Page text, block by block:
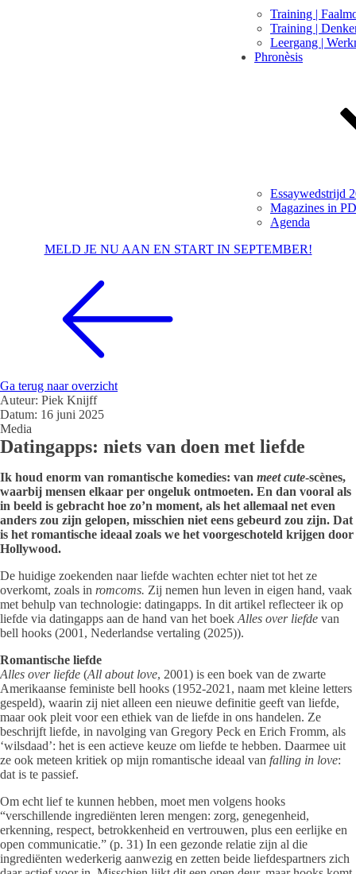
Training |
Training |
Leergang |
Phronèsis
Essaywedstrijd
Magazines in
Agenda
MELD JE NU AAN EN START IN SEPTEMBER!
Ga terug naar overzicht
Auteur: Piek Knijff
Datum: 16 juni 2025
Media
Datingapps: niets van doen met liefde
Ik houd enorm van romantische komedies: van meet cute-scènes,
waarbij mensen elkaar per ongeluk ontmoeten. En dan vooral als
in beeld is gebracht hoe zo’n moment, als het allemaal net even
anders zou zijn gelopen, misschien niet eens gebeurd zou zijn. Dat
is het romantische ideaal zoals we het voorgeschoteld krijgen door
Hollywood.
De huidige zoekenden naar liefde wachten echter niet tot het ze
overkomt, zoals in romcoms. Zij nemen hun leven in eigen hand, vaak
met behulp van technologie: datingapps. In dit artikel reflecteer ik op
liefde via datingapps aan de hand van het boek Alles over liefde van
bell hooks (2001, Nederlandse vertaling (2025)).
Romantische liefde
Alles over liefde (All about love, 2001) is een boek van de zwarte
Amerikaanse feministe bell hooks (1952-2021, naam met kleine letters
gespeld), waarin zij niet alleen een nieuwe definitie geeft van liefde,
maar ook pleit voor een ethiek van de liefde in ons handelen. Ze
beschrijft liefde, in navolging van Gregory Peck en Erich Fromm, als
‘wilsdaad’: het is een actieve keuze om liefde te hebben. Daarmee uit
ze ook meteen kritiek op mijn romantische ideaal van falling in love:
dat is te passief.
Om echt lief te kunnen hebben, moet men volgens hooks
“verschillende ingrediënten leren mengen: zorg, genegenheid,
erkenning, respect, betrokkenheid en vertrouwen, plus een eerlijke en
open communicatie.” (p. 31) In een gezonde relatie zijn al die
ingrediënten wederkerig aanwezig en zetten beide liefdespartners zich